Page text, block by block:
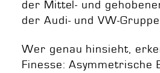
der Mittel- und
der Audi- und VW-
Wer genau hinsieht,
Finesse: Asymmetrische